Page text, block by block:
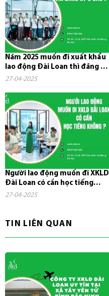
Năm 2025 muốn đi xuất khẩu
lao động Đài Loan thì đăng ký
ở đâu?
27-04-2025
Người lao động muốn đi XKLD
Đài Loan có cần học tiếng
không?
27-04-2025
TIN LIÊN QUAN